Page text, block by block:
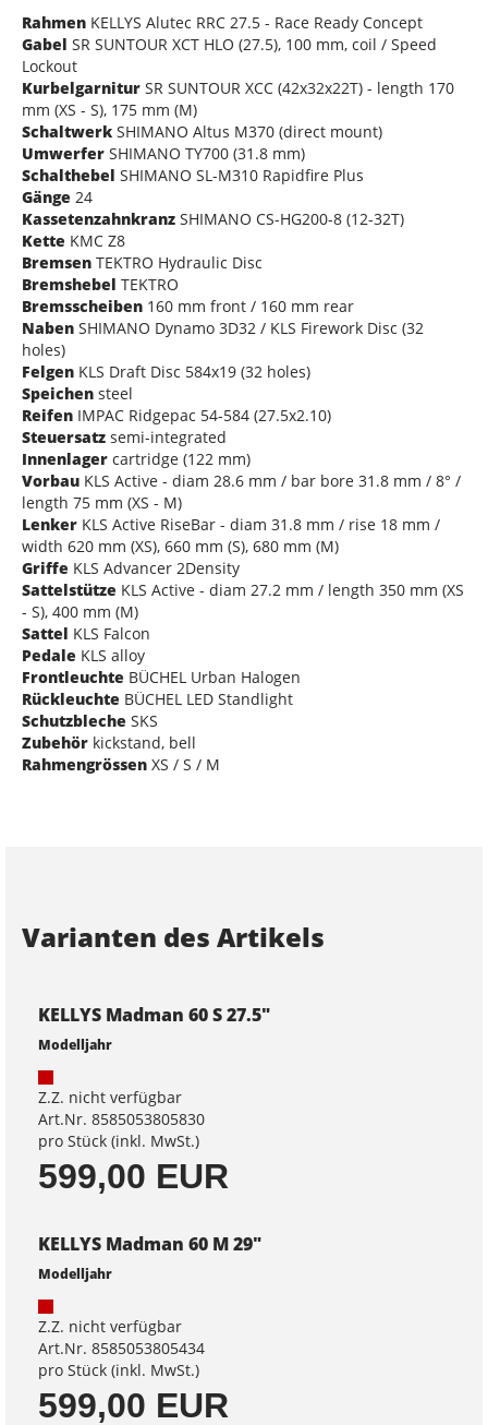
Rahmen KELLYS Alutec RRC 27.5 - Race Ready Concept
Gabel SR SUNTOUR XCT HLO (27.5), 100 mm, coil / Speed
Lockout
Kurbelgarnitur SR SUNTOUR XCC (42x32x22T) - length 170
mm (XS - S), 175 mm (M)
Schaltwerk SHIMANO Altus M370 (direct mount)
Umwerfer SHIMANO TY700 (31.8 mm)
Schalthebel SHIMANO SL-M310 Rapidfire Plus
Gänge 24
Kassetenzahnkranz SHIMANO CS-HG200-8 (12-32T)
Kette KMC Z8
Bremsen TEKTRO Hydraulic Disc
Bremshebel TEKTRO
Bremsscheiben 160 mm front / 160 mm rear
Naben SHIMANO Dynamo 3D32 / KLS Firework Disc (32
holes)
Felgen KLS Draft Disc 584x19 (32 holes)
Speichen steel
Reifen IMPAC Ridgepac 54-584 (27.5x2.10)
Steuersatz semi-integrated
Innenlager cartridge (122 mm)
Vorbau KLS Active - diam 28.6 mm / bar bore 31.8 mm / 8° /
length 75 mm (XS - M)
Lenker KLS Active RiseBar - diam 31.8 mm / rise 18 mm /
width 620 mm (XS), 660 mm (S), 680 mm (M)
Griffe KLS Advancer 2Density
Sattelstütze KLS Active - diam 27.2 mm / length 350 mm (XS
- S), 400 mm (M)
Sattel KLS Falcon
Pedale KLS alloy
Frontleuchte BÜCHEL Urban Halogen
Rückleuchte BÜCHEL LED Standlight
Schutzbleche SKS
Zubehör kickstand, bell
Rahmengrössen XS / S / M
Varianten des Artikels
KELLYS Madman 60 S 27.5"
Modelljahr
Z.Z. nicht verfügbar
Art.Nr. 8585053805830
pro Stück (inkl. MwSt.)
599,00 EUR
KELLYS Madman 60 M 29"
Modelljahr
Z.Z. nicht verfügbar
Art.Nr. 8585053805434
pro Stück (inkl. MwSt.)
599,00 EUR